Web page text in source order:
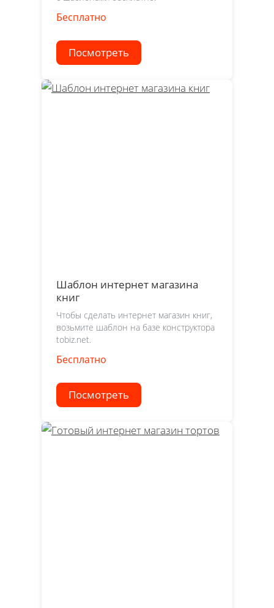
Бесплатно
Посмотреть
Шаблон интернет магазина
книг
Чтобы сделать интернет магазин книг,
возьмите шаблон на базе конструктора
tobiz.net.
Бесплатно
Посмотреть